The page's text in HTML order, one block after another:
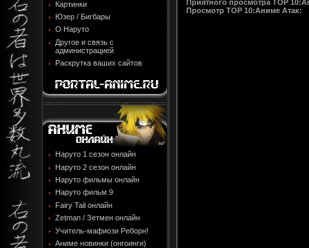
Картинки
Юзер / Бигбары
О Наруто
Другое и связь с
администрацией
Раскрутка ваших сайтов
Наруто 1 сезон онлайн
Наруто 2 сезон онлайн
Наруто фильмы онлайн
Наруто фильм 9
Fairy Tail онлайн
Zetman / Зетмен онлайн
Учитель-мафиози Реборн!
Аниме новинки (онгоинги)
Приятного просмотра TOP
Просмотр TOP 10:Аниме Атак: